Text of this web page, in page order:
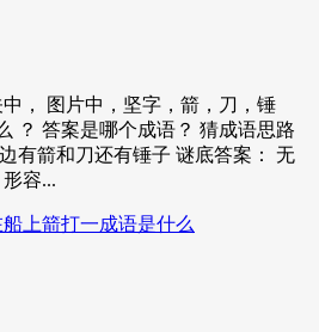
， 图片中，坚字，箭，刀，锤
？ 答案是哪个成语？ 猜成语思路
有箭和刀还有锤子 谜底答案： 无
容...
上箭打一成语是什么